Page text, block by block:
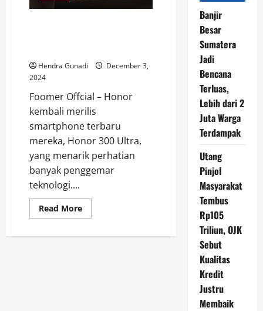
Hendra Gunadi
December 3,
2024
Foomer Offcial – Honor
kembali merilis
smartphone terbaru
mereka, Honor 300 Ultra,
yang menarik perhatian
banyak penggemar
teknologi....
Read MoreRead
more
300
Banjir
Besar
Sumatera
Jadi
Bencana
Terluas,
Lebih dari 2
Juta Warga
Terdampak
Utang
Pinjol
Masyarakat
Tembus
Rp105
Triliun, OJK
Sebut
Kualitas
Kredit
Justru
Membaik